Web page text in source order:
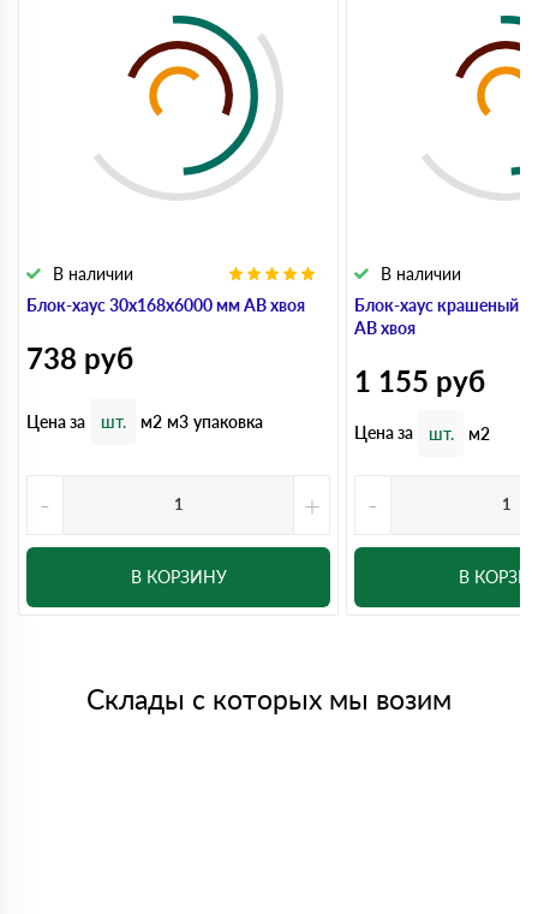
Блок-хаус 30x168x6000 мм АВ хвоя
В наличии
738 руб
Цена за шт. м2 м3 упаковка
- +
В КОРЗИНУ
Блок-хаус крашеный
АВ хвоя
В наличии
1 155 руб
Цена за шт. м2
-
В
Склады с которых мы возим